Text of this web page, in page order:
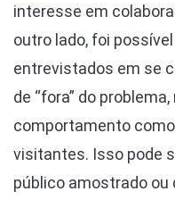
interesse em
outro lado, foi
entrevistados em se
de “fora” do
comportamento como
visitantes. Isso pode
público amostrado